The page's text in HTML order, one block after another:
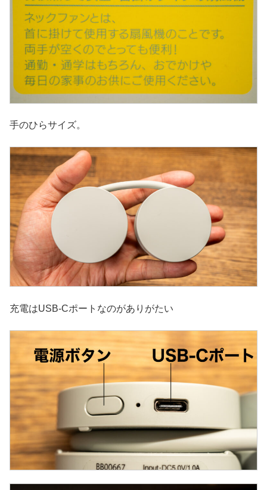
手のひらサイズ。
充電はUSB-Cポートなのがありがたい